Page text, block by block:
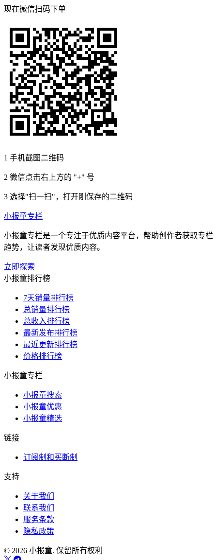
现在微信扫码下单
1 手机截图二维码
2 微信点击右上方的 "+" 号
3 选择"扫一扫"，打开刚保存的二维码
小报童专栏
小报童专栏是一个专注于优质内容平台，帮助创作者获取专栏
趋势，让读者发现优质内容。
立即探索
小报童排行榜
7天销量排行榜
总销量排行榜
总收入排行榜
最新发布排行榜
最近更新排行榜
价格排行榜
小报童专栏
小报童搜索
小报童优惠
小报童精选
链接
订阅制和买断制
支持
关于我们
联系我们
服务条款
隐私政策
© 2026 小报童. 保留所有权利